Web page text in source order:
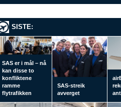
SISTE:
SAS er i mål – nå
kan disse to
konfliktene
ramme
flytrafikken
SAS-streik
avverget